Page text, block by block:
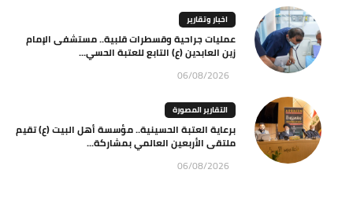
اخبار وتقارير
عمليات جراحية وقسطرات قلبية.. مستشفى الإمام
زين العابدين (ع) التابع للعتبة الحسي...
06/08/2026
التقارير المصورة
برعاية العتبة الحسينية.. مؤسسة أهل البيت (ع) تقيم
ملتقى الأربعين العالمي بمشاركة...
06/08/2026